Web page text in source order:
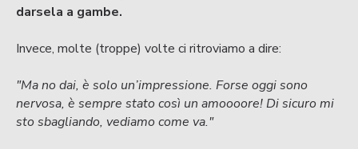
darsela a gambe.
Invece, molte (troppe) volte ci ritroviamo a dire:
"Ma no dai, è solo un’impressione. Forse oggi sono
nervosa, è sempre stato così un amoooore! Di sicuro mi
sto sbagliando, vediamo come va."